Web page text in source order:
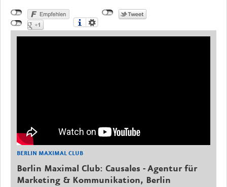
BERLIN MAXIMAL CLUB
Berlin Maximal Club: Causales - Agentur für
Marketing & Kommunikation, Berlin